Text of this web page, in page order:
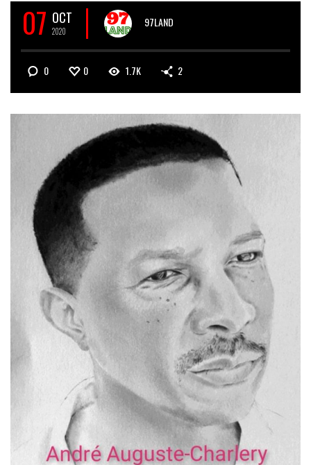
07 OCT
2020
97LAND
0 0 1.7K 2